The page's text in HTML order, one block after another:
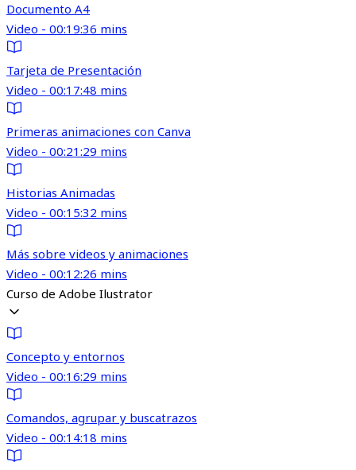
Documento A4
Video - 00:19:36 mins
Tarjeta de Presentación
Video - 00:17:48 mins
Primeras animaciones con Canva
Video - 00:21:29 mins
Historias Animadas
Video - 00:15:32 mins
Más sobre videos y animaciones
Video - 00:12:26 mins
Curso de Adobe Ilustrator
Concepto y entornos
Video - 00:16:29 mins
Comandos, agrupar y buscatrazos
Video - 00:14:18 mins